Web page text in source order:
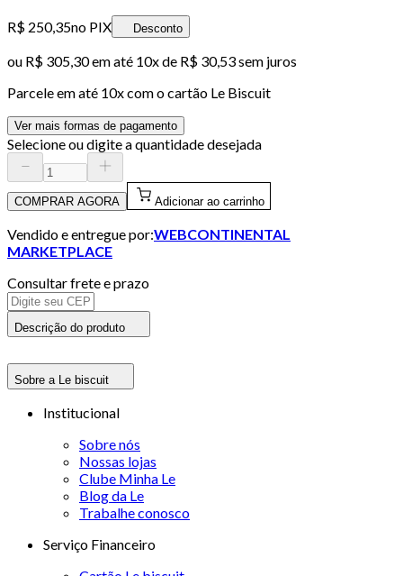
R$ 250,35no PIX Desconto
ou R$ 305,30em até 10x de R$ 30,53 sem juros
Parcele em até 10x com o cartão Le Biscuit
Ver mais formas de pagamento
Selecione ou digite a quantidade desejada
COMPRAR AGORA Adicionar ao carrinho
Vendido e entregue por:WEBCONTINENTAL
MARKETPLACE
Consultar frete e prazo
Descrição do produto
Sobre a Le biscuit
Institucional
Sobre nós
Nossas lojas
Clube Minha Le
Blog da Le
Trabalhe conosco
Serviço Financeiro